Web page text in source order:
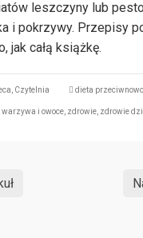
leszczyny lub
i pokrzywy. Przepisy
jak całą książkę.
, Czytelnia dieta
warzywa i owoce, zdrowie, zdrowie